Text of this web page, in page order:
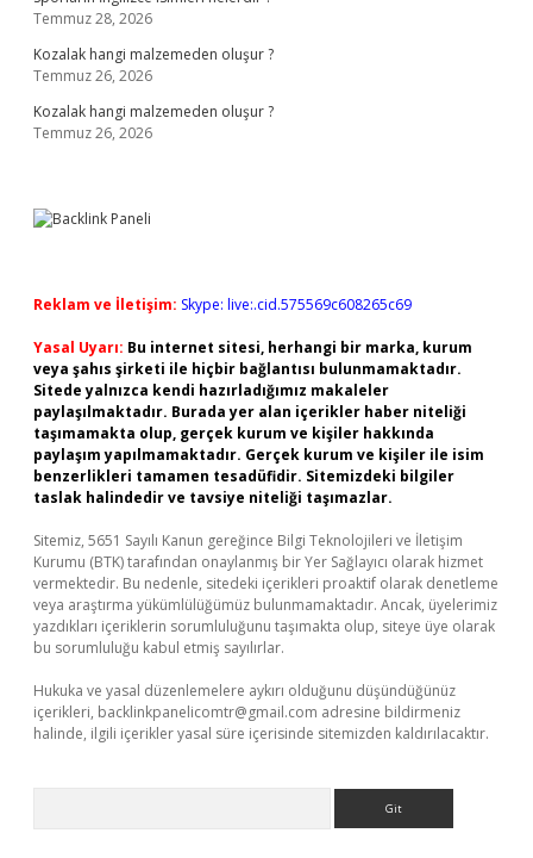
Temmuz 28, 2026
Kozalak hangi malzemeden oluşur ?
Temmuz 26, 2026
Kozalak hangi malzemeden oluşur ?
Temmuz 26, 2026
Reklam ve İletişim: Skype: live:.cid.575569c608265c69
Yasal Uyarı: Bu internet sitesi, herhangi bir marka, kurum
veya şahıs şirketi ile hiçbir bağlantısı bulunmamaktadır.
Sitede yalnızca kendi hazırladığımız makaleler
paylaşılmaktadır. Burada yer alan içerikler haber niteliği
taşımamakta olup, gerçek kurum ve kişiler hakkında
paylaşım yapılmamaktadır. Gerçek kurum ve kişiler ile isim
benzerlikleri tamamen tesadüfidir. Sitemizdeki bilgiler
taslak halindedir ve tavsiye niteliği taşımazlar.
Sitemiz, 5651 Sayılı Kanun gereğince Bilgi Teknolojileri ve İletişim
Kurumu (BTK) tarafından onaylanmış bir Yer Sağlayıcı olarak hizmet
vermektedir. Bu nedenle, sitedeki içerikleri proaktif olarak denetleme
veya araştırma yükümlülüğümüz bulunmamaktadır. Ancak, üyelerimiz
yazdıkları içeriklerin sorumluluğunu taşımakta olup, siteye üye olarak
bu sorumluluğu kabul etmiş sayılırlar.
Hukuka ve yasal düzenlemelere aykırı olduğunu düşündüğünüz
içerikleri, backlinkpanelicomtr@gmail.com adresine bildirmeniz
halinde, ilgili içerikler yasal süre içerisinde sitemizden kaldırılacaktır.